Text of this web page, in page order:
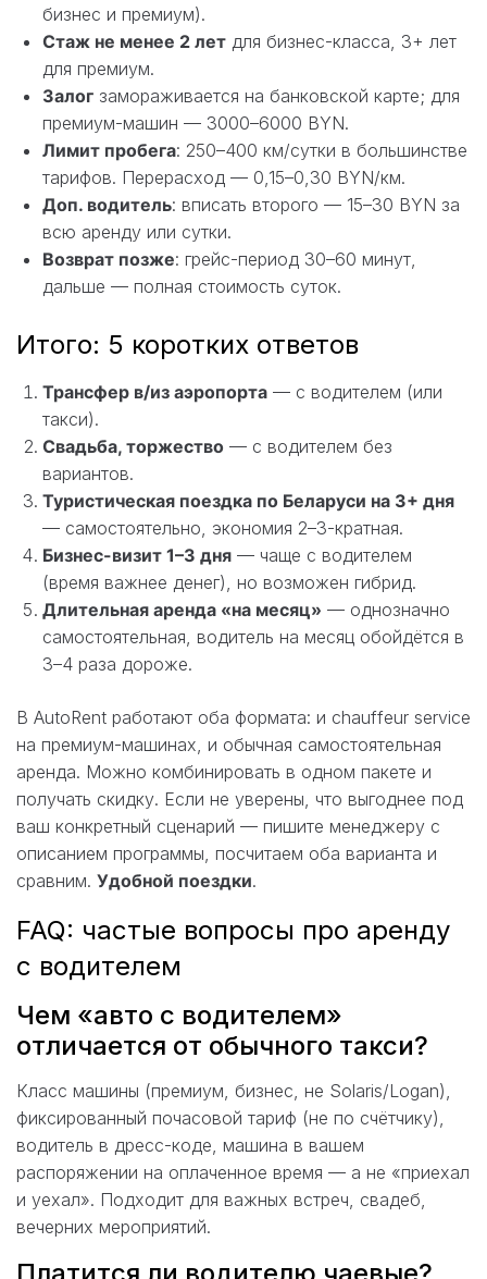
бизнес и премиум).
Стаж не менее 2 лет для бизнес-класса, 3+ лет
для премиум.
Залог замораживается на банковской карте; для
премиум-машин — 3000–6000 BYN.
Лимит пробега: 250–400 км/сутки в большинстве
тарифов. Перерасход — 0,15–0,30 BYN/км.
Доп. водитель: вписать второго — 15–30 BYN за
всю аренду или сутки.
Возврат позже: грейс-период 30–60 минут,
дальше — полная стоимость суток.
Итого: 5 коротких ответов
Трансфер в/из аэропорта — с водителем (или
такси).
Свадьба, торжество — с водителем без
вариантов.
Туристическая поездка по Беларуси на 3+ дня
— самостоятельно, экономия 2–3-кратная.
Бизнес-визит 1–3 дня — чаще с водителем
(время важнее денег), но возможен гибрид.
Длительная аренда «на месяц» — однозначно
самостоятельная, водитель на месяц обойдётся в
3–4 раза дороже.
В AutoRent работают оба формата: и chauffeur service
на премиум-машинах, и обычная самостоятельная
аренда. Можно комбинировать в одном пакете и
получать скидку. Если не уверены, что выгоднее под
ваш конкретный сценарий — пишите менеджеру с
описанием программы, посчитаем оба варианта и
сравним. Удобной поездки.
FAQ: частые вопросы про аренду
с водителем
Чем «авто с водителем»
отличается от обычного такси?
Класс машины (премиум, бизнес, не Solaris/Logan),
фиксированный почасовой тариф (не по счётчику),
водитель в дресс-коде, машина в вашем
распоряжении на оплаченное время — а не «приехал
и уехал». Подходит для важных встреч, свадеб,
вечерних мероприятий.